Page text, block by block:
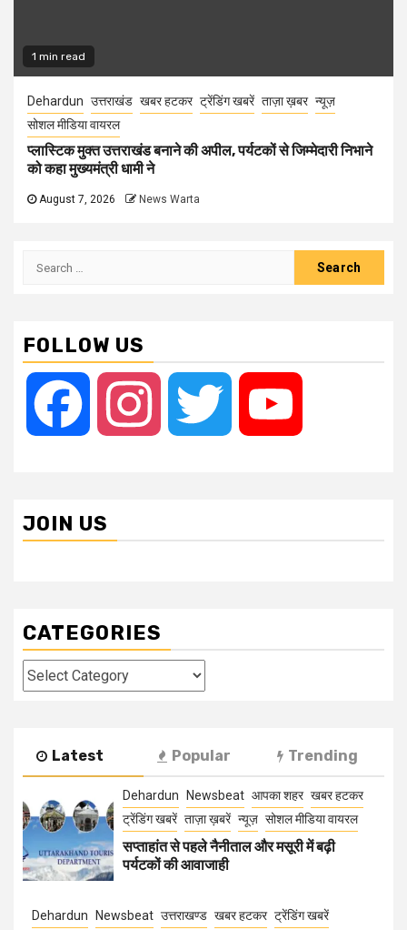
1 min read
Dehardun उत्तराखंड खबर हटकर ट्रेंडिंग खबरें ताज़ा ख़बर न्यूज़
सोशल मीडिया वायरल
प्लास्टिक मुक्त उत्तराखंड बनाने की अपील, पर्यटकों से जिम्मेदारी निभाने
को कहा मुख्यमंत्री धामी ने
August 7, 2026 News Warta
Search
FOLLOW US
Facebook Instagram Twitter
JOIN US
CATEGORIES
Categories
Latest Popular Trending
Dehardun Newsbeat आपका शहर खबर हटकर
ट्रेंडिंग खबरें ताज़ा ख़बरें न्यूज़ सोशल मीडिया वायरल
सप्ताहांत से पहले नैनीताल और मसूरी में बढ़ी
पर्यटकों की आवाजाही
Dehardun Newsbeat उत्तराखण्ड खबर हटकर ट्रेंडिंग खबरें